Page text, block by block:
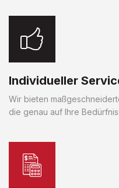
Individueller
Wir bieten
die genau auf Ihre